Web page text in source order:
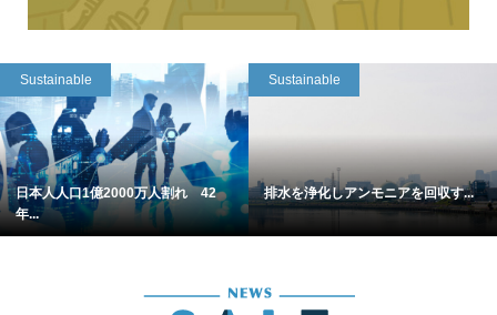
Sustainable
日本人人口1億2000万人割れ 42
年...
Sustainable
排水を浄化しアンモニアを回収す...